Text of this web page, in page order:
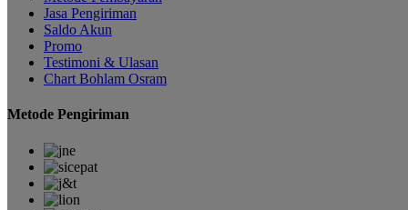
Jasa Pengiriman
Saldo Akun
Promo
Testimoni & Ulasan
Chart Bohlam Osram
Metode Pengiriman